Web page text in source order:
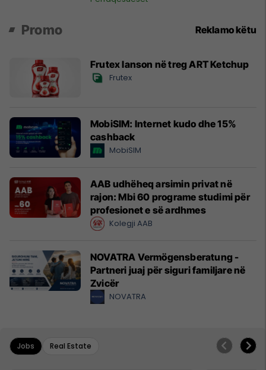
Promo Reklamo këtu
Frutex lanson në treg ART Ketchup
Frutex
MobiSIM: Internet kudo dhe 15%
cashback
MobiSIM
AAB udhëheq arsimin privat në
rajon: Mbi 60 programe studimi për
profesionet e së ardhmes
Kolegji AAB
NOVATRA Vermögensberatung -
Partneri juaj për siguri familjare në
Zvicër
NOVATRA
Jobs Real Estate